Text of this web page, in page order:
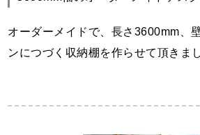
オーダーメイドで、長さ3600mm、
ンにつづく収納棚を作らせて頂きま